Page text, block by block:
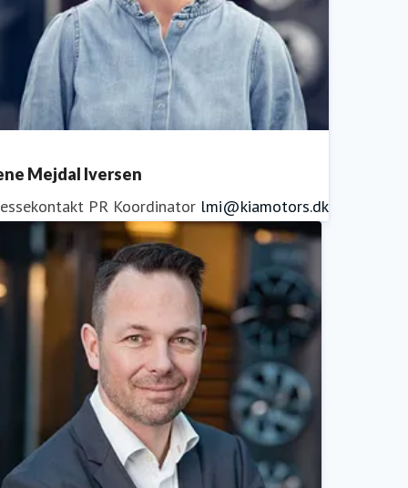
Mejdal Iversen
PR Koordinator lmi@kiamotors.dk